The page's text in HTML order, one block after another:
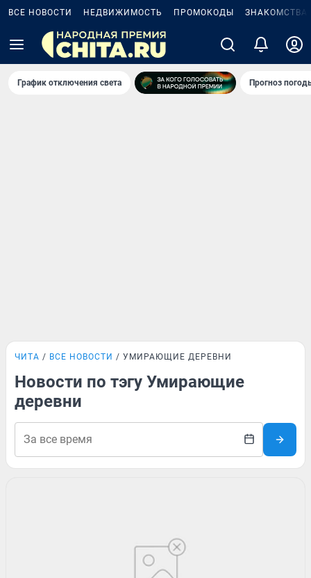
ВСЕ НОВОСТИ НЕДВИЖИМОСТЬ ПРОМОКОДЫ ЗНАКОМСТВА
График отключения света Прогноз
ЧИТА ВСЕ НОВОСТИ УМИРАЮЩИЕ ДЕРЕВНИ
Новости по тэгу Умирающие
деревни